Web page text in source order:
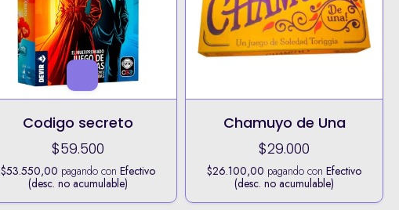
Codigo secreto
$59.500
$53.550,00 pagando conEfectivo
(desc. no acumulable)
Chamuyo de Una
$29.000
$26.100,00 pagando conEfectivo
(desc. no acumulable)